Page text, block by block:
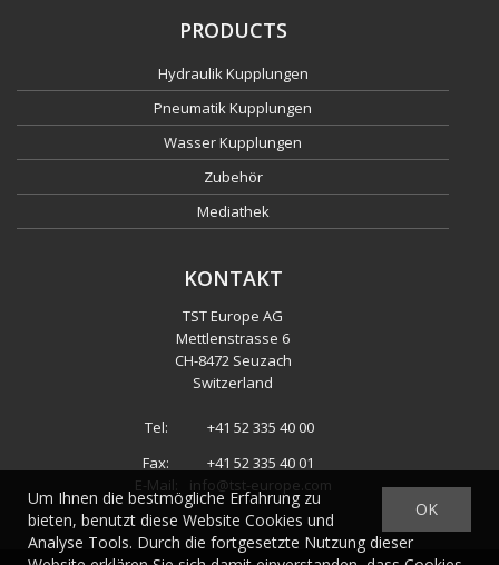
PRODUCTS
Hydraulik Kupplungen
Pneumatik Kupplungen
Wasser Kupplungen
Zubehör
Mediathek
KONTAKT
TST Europe AG
Mettlenstrasse 6
CH-8472 Seuzach
Switzerland
Tel:
+41 52 335 40 00
Fax:
+41 52 335 40 01
E-Mail:
info@tst-europe.com
OK
Um Ihnen die bestmögliche Erfahrung zu
bieten, benutzt diese Website Cookies und
Analyse Tools. Durch die fortgesetzte Nutzung dieser